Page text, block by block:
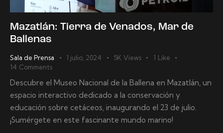
Mazatlán: Tierra de Venados, Mar de
Ballenas
Sala de Prensa 1 julio, 2024 5K Views 1 Like
14 Comments
Descubre el Museo Nacional de la Ballena en Mazatlán, un
espacio interactivo dedicado a la conservación y
educación sobre cetáceos, inaugurando el 23 de julio.
¡Sumérgete en este fascinante mundo marino!